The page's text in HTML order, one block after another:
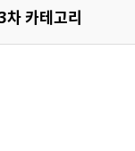
차 카테고리